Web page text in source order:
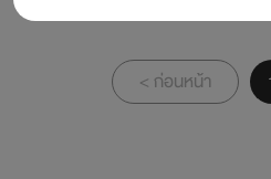
< ก่อนหน้า